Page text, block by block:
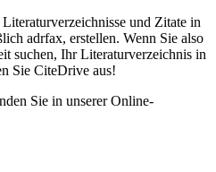
und Zitate in
adrfax, erstellen. Wenn Sie also
suchen, Ihr Literaturverzeichnis in
Sie CiteDrive aus!
Sie in unserer Online-